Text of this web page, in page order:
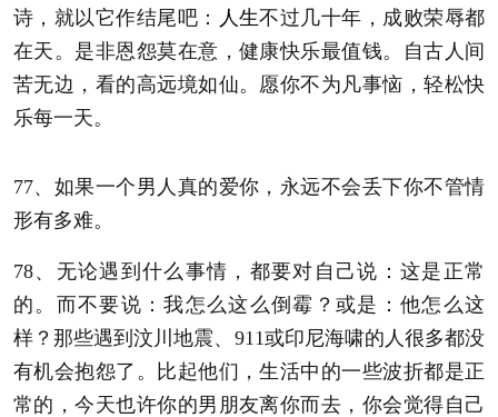
诗，就以它作结尾吧：
人生不过几十年，成败荣辱都
在天。是非恩怨莫在意，健康快乐最值钱。自古人间
苦无边，看的高远境如仙。愿你不为凡事恼，轻松快
乐每一天。
77、如果一个男人真的爱你，永远不会丢下你不管情
形有多难。
78、无论遇到什么事情，都要对自己说：这是正常
的。而不要说：我怎么这么倒霉？或是：他怎么这
样？那些遇到汶川地震、911或印尼海啸的人很多都没
有机会抱怨了。比起他们，生活中的一些波折都是正
常的，今天也许你的男朋友离你而去，你会觉得自己